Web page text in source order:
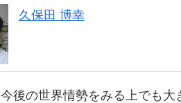
久保田 博幸
今後の世界情勢をみる上でも